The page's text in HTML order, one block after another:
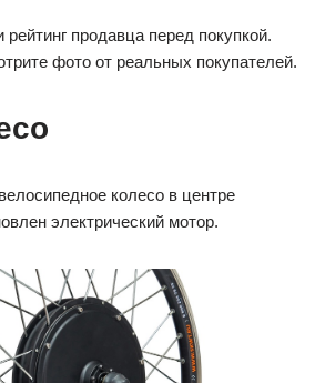
продавца перед покупкой.
фото от реальных покупателей.
колесо в центре
электрический мотор.